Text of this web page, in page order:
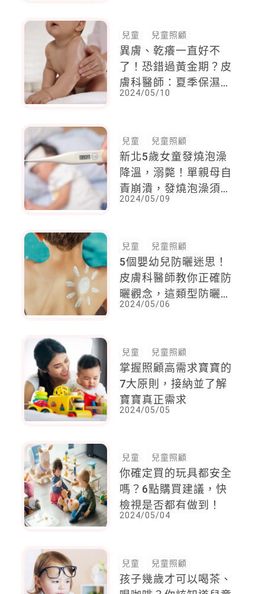
兒童 兒童照顧
異膚、乾癢一直好不
了！恐錯過黃金期？皮
膚科醫師：夏季保濕是
重要關鍵
2024/05/10
兒童 兒童照顧
新北5歲女童發燒泡澡
降溫，溺斃！單親母自
責崩潰，發燒泡澡須注
意
2024/05/09
兒童 兒童照顧
5個嬰幼兒防曬迷思！
皮膚科醫師教你正確防
曬觀念，這類型防曬小
孩不要用
2024/05/06
兒童 兒童照顧
掌握照顧高需求寶寶的
7大原則，接納並了解
寶寶真正需求
2024/05/05
兒童 兒童照顧
你確定買的玩具都安全
嗎？6點購買建議，快
檢視是否都有做到！
2024/05/04
兒童 兒童照顧
孩子幾歲才可以喝茶、